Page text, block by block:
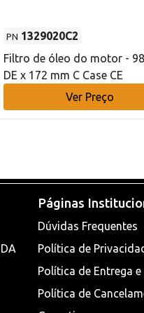
PN 1329020C2
Filtro de óleo do motor -
DE x 172 mm C Case CE
Ver Preço
Páginas
Dúvidas Frequentes
Política de
Política de Entrega
Política de